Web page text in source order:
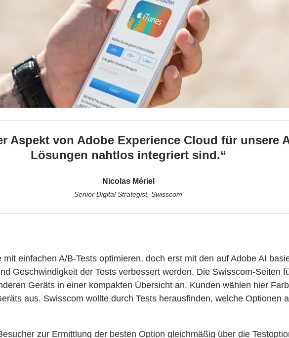
Aspekt von Adobe Experience Cloud für unsere
Lösungen nahtlos integriert sind.“
Nicolas Mériel
Senior Digital Strategist, Swisscom
einfachen A/B-Tests optimieren, doch erst mit den auf Adobe AI
Geschwindigkeit der Tests verbessert werden. Die Swisscom-Seiten
Geräts in einer kompakten Übersicht an. Kunden wählen hier
aus. Swisscom wollte durch Tests herausfinden, welche Optionen
zur Ermittlung der besten Option gleichmäßig über die